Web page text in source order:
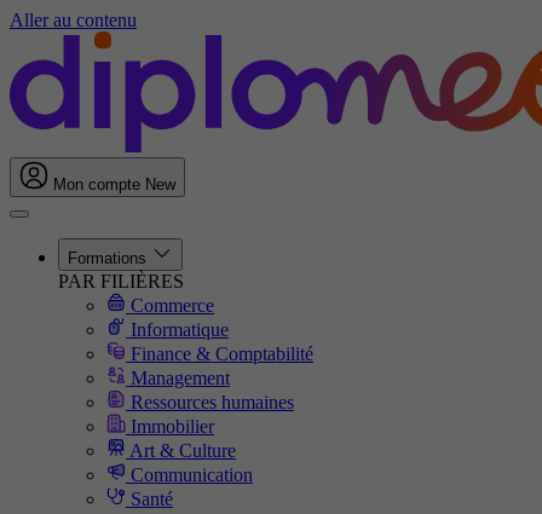
Aller au contenu
Mon compte New
Formations
PAR FILIÈRES
Commerce
Informatique
Finance & Comptabilité
Management
Ressources humaines
Immobilier
Art & Culture
Communication
Santé